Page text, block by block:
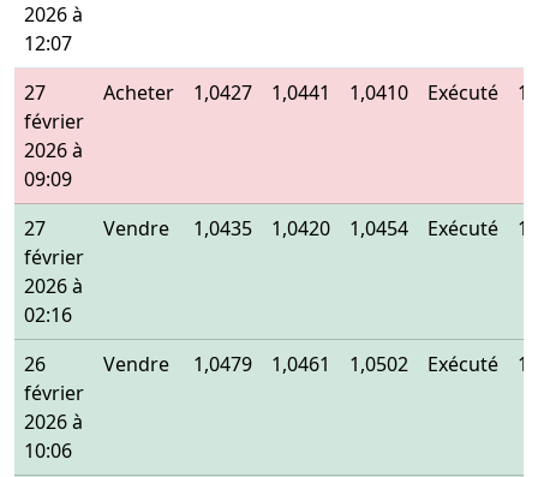
2026 à
12:07
27
février
2026 à
09:09
Acheter 1,0427 1,0441 1,0410 Exécuté
27
février
2026 à
02:16
Vendre 1,0435 1,0420 1,0454 Exécuté
26
février
2026 à
10:06
Vendre 1,0479 1,0461 1,0502 Exécuté